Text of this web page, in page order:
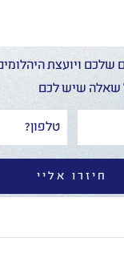
ויועצת
שאלה שיש לכם
חיזרו אליי